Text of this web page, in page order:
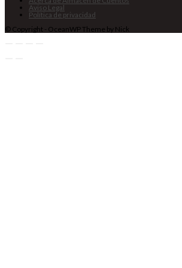
Aviso Legal
Política de privacidad
© Copyright - OceanWP Theme by Nick